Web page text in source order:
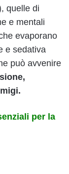
quelle di
e mentali
evaporano
e sedativa
può avvenire
per la